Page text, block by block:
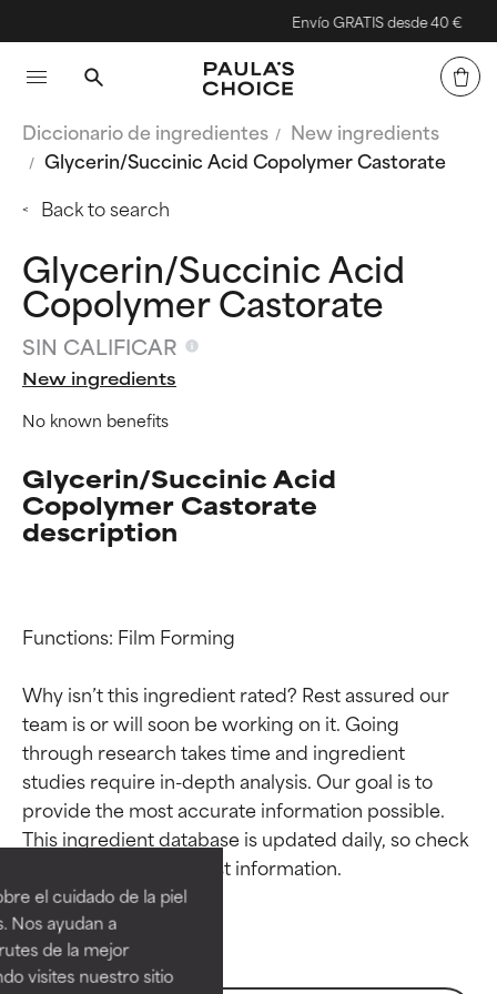
el cuidado de la piel
Nos ayudan a
de la mejor
visites nuestro sitio
Envío GRATIS desde 40 €
Diccionario de ingredientes
New ingredients
Glycerin/Succinic Acid Copolymer Castorate
Back to search
Glycerin/Succinic Acid
Copolymer Castorate
SIN CALIFICAR
New ingredients
No known benefits
Glycerin/Succinic Acid
Copolymer Castorate
description
Functions: Film Forming
Why isn’t this ingredient rated? Rest assured our
team is or will soon be working on it. Going
through research takes time and ingredient
studies require in-depth analysis. Our goal is to
provide the most accurate information possible.
This ingredient database is updated daily, so check
Calificaciones de
ingredientes
EXCELENTE
Ingrediente sobresaliente con
beneficios reales para la piel. Su
Calificaciones de
ingredientes
EXCELENTE
Ingrediente sobresaliente con
beneficios reales para la piel. Su